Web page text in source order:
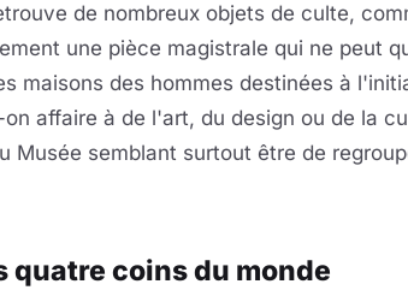
de nombreux objets de culte,
une pièce magistrale qui ne peut
maisons des hommes destinées à
affaire à de l'art, du design ou de la
Musée semblant surtout être de
quatre coins du monde